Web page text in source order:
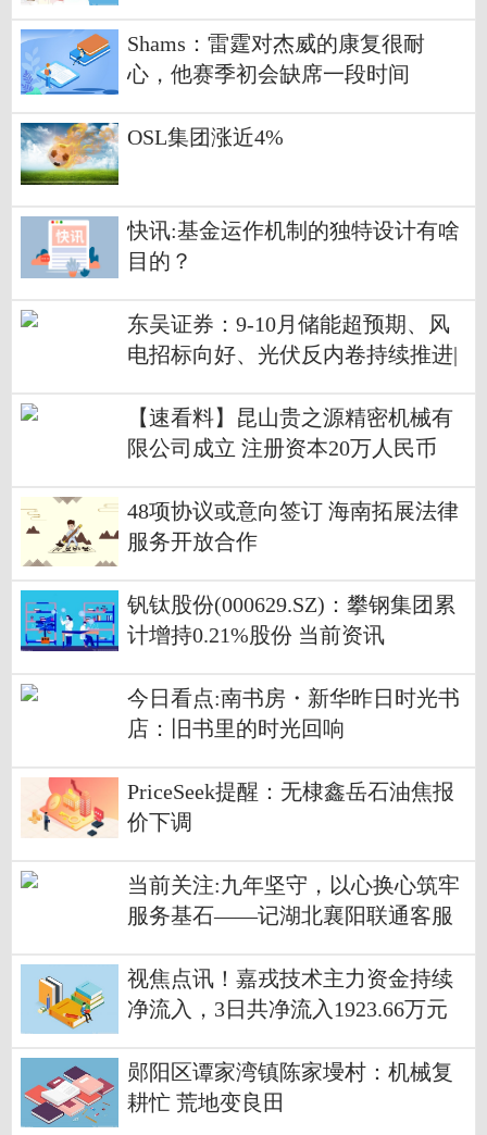
Shams：雷霆对杰威的康复很耐
心，他赛季初会缺席一段时间
OSL集团涨近4%
快讯:基金运作机制的独特设计有啥
目的？
东吴证券：9-10月储能超预期、风
电招标向好、光伏反内卷持续推进|
【速看料】昆山贵之源精密机械有
限公司成立 注册资本20万人民币
48项协议或意向签订 海南拓展法律
服务开放合作
钒钛股份(000629.SZ)：攀钢集团累
计增持0.21%股份 当前资讯
今日看点:南书房・新华昨日时光书
店：旧书里的时光回响
PriceSeek提醒：无棣鑫岳石油焦报
价下调
当前关注:九年坚守，以心换心筑牢
服务基石——记湖北襄阳联通客服
视焦点讯！嘉戎技术主力资金持续
净流入，3日共净流入1923.66万元
郧阳区谭家湾镇陈家墁村：机械复
耕忙 荒地变良田